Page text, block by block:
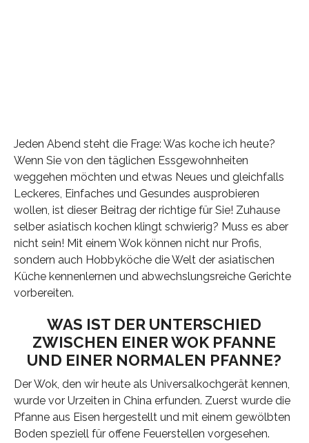
Jeden Abend steht die Frage: Was koche ich heute?
Wenn Sie von den täglichen Essgewohnheiten
weggehen möchten und etwas Neues und gleichfalls
Leckeres, Einfaches und Gesundes ausprobieren
wollen, ist dieser Beitrag der richtige für Sie! Zuhause
selber asiatisch kochen klingt schwierig? Muss es aber
nicht sein! Mit einem Wok können nicht nur Profis,
sondern auch Hobbyköche die Welt der asiatischen
Küche kennenlernen und abwechslungsreiche Gerichte
vorbereiten.
WAS IST DER UNTERSCHIED
ZWISCHEN EINER WOK PFANNE
UND EINER NORMALEN PFANNE?
Der Wok, den wir heute als Universalkochgerät kennen,
wurde vor Urzeiten in China erfunden. Zuerst wurde die
Pfanne aus Eisen hergestellt und mit einem gewölbten
Boden speziell für offene Feuerstellen vorgesehen.